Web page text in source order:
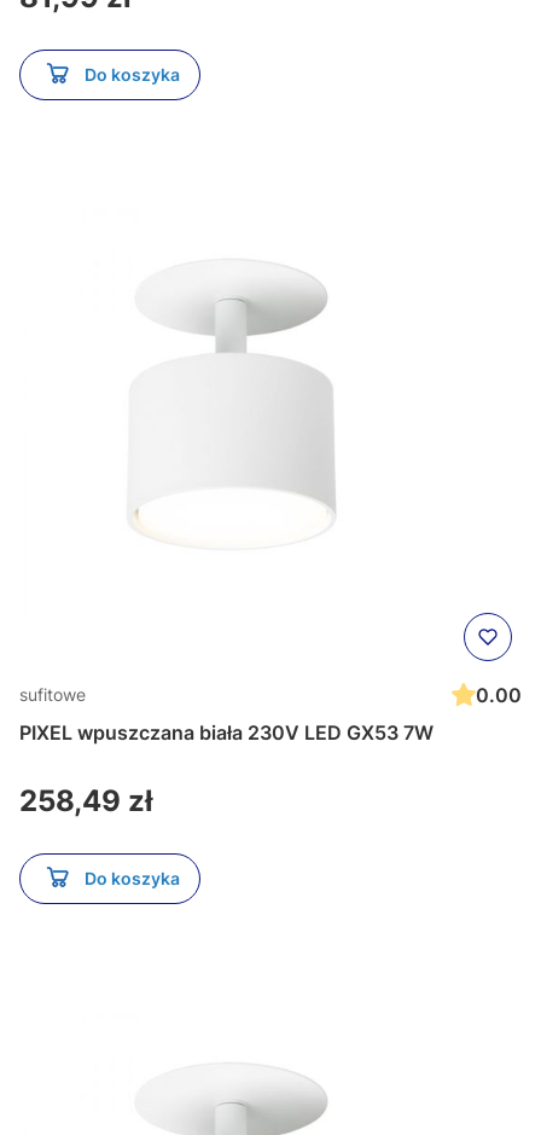
Do koszyka
sufitowe
0.00
PIXEL wpuszczana biała 230V LED GX53 7W
Cena
258,49 zł
Do koszyka